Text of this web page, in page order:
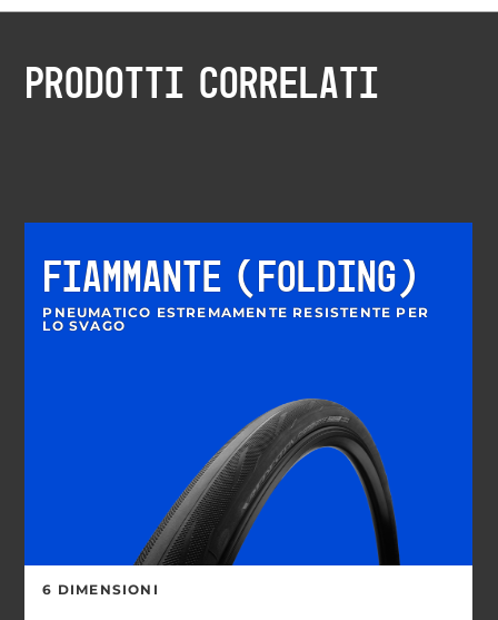
PRODOTTI CORRELATI
FIAMMANTE (FOLDING)
PNEUMATICO ESTREMAMENTE RESISTENTE PER
LO SVAGO
6 DIMENSIONI